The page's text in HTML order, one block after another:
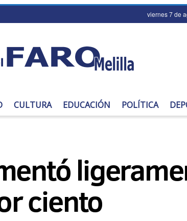
viernes 7 de
CULTURA EDUCACIÓN POLÍTICA
ciento